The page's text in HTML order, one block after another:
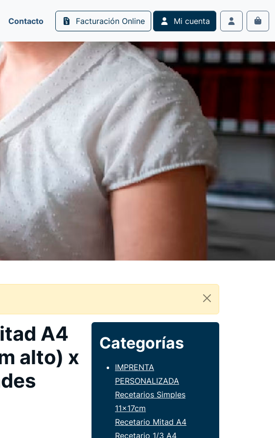
Contacto Facturación Online
Mi cuenta
Account
Cart
A4
alto) x
Categorías
IMPRENTA
PERSONALIZADA
Recetarios Simples
11x17cm
Recetario Mitad A4
Recetario 1/3 A4